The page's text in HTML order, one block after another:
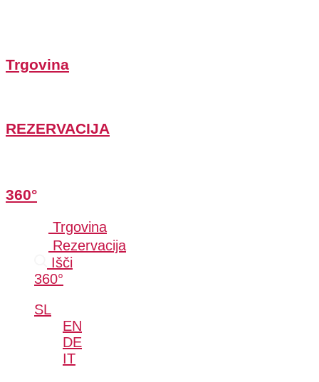
Trgovina
REZERVACIJA
360°
Trgovina
Rezervacija
Išči
360°
SL
EN
DE
IT